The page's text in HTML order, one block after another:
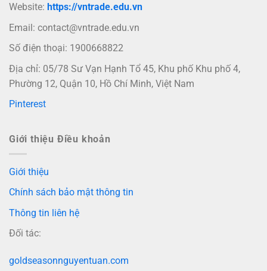
Website: https://vntrade.edu.vn
Email: contact@vntrade.edu.vn
Số điện thoại: 1900668822
Địa chỉ: 05/78 Sư Vạn Hạnh Tổ 45, Khu phố Khu phố 4,
Phường 12, Quận 10, Hồ Chí Minh, Việt Nam
Pinterest
Giới thiệu Điều khoản
Giới thiệu
Chính sách bảo mật thông tin
Thông tin liên hệ
Đối tác:
goldseasonnguyentuan.com